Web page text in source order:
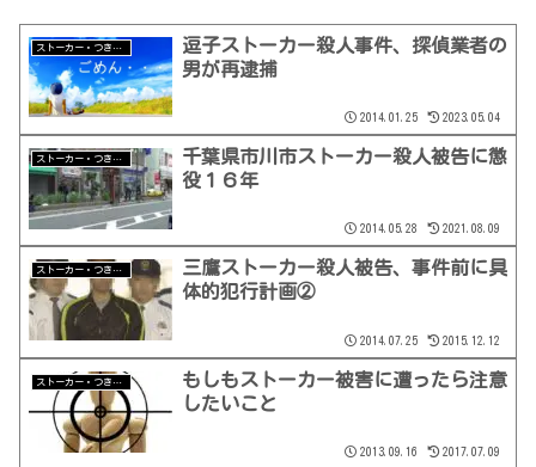
ストーカー・つきまとい
逗子ストーカー殺人事件、探偵業者の
男が再逮捕
2014.01.25 2023.05.04
ストーカー・つきまとい
千葉県市川市ストーカー殺人被告に懲
役１６年
2014.05.28 2021.08.09
ストーカー・つきまとい
三鷹ストーカー殺人被告、事件前に具
体的犯行計画②
2014.07.25 2015.12.12
ストーカー・つきまとい
もしもストーカー被害に遭ったら注意
したいこと
2013.09.16 2017.07.09